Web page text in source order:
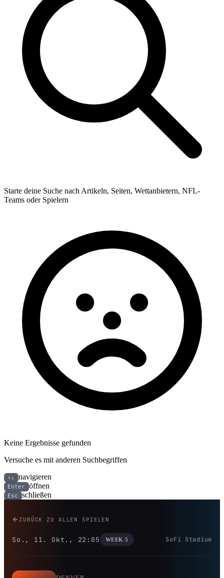
Starte deine Suche nach Artikeln, Seiten, Wettanbietern, NFL-
Teams oder Spielern
Keine Ergebnisse gefunden
Versuche es mit anderen Suchbegriffen
↑↓ navigieren
Enter öffnen
Esc schließen
ZURÜCK ZU ALLEN SPIELEN
So., 11. Okt., 22:05 WEEK 5 SoFi Stadium